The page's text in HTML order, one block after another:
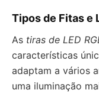
Tipos de Fitas e
As tiras de LED
características
adaptam a vários
uma iluminação